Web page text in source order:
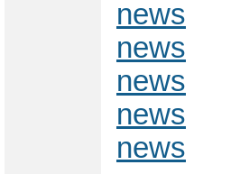
news
news
news
news
news